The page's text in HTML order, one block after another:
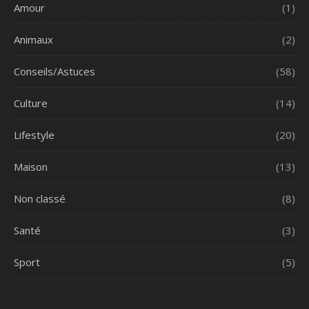
Amour (1)
Animaux (2)
Conseils/Astuces (58)
Culture (14)
Lifestyle (20)
Maison (13)
Non classé (8)
Santé (3)
Sport (5)